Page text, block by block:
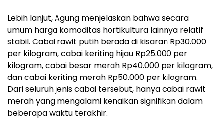
Lebih lanjut, Agung menjelaskan bahwa secara
umum harga komoditas hortikultura lainnya relatif
stabil. Cabai rawit putih berada di kisaran Rp30.000
per kilogram, cabai keriting hijau Rp25.000 per
kilogram, cabai besar merah Rp40.000 per kilogram,
dan cabai keriting merah Rp50.000 per kilogram.
Dari seluruh jenis cabai tersebut, hanya cabai rawit
merah yang mengalami kenaikan signifikan dalam
beberapa waktu terakhir.